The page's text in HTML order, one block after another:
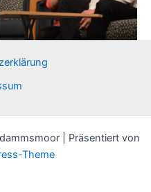
| Präsentiert von
Theme